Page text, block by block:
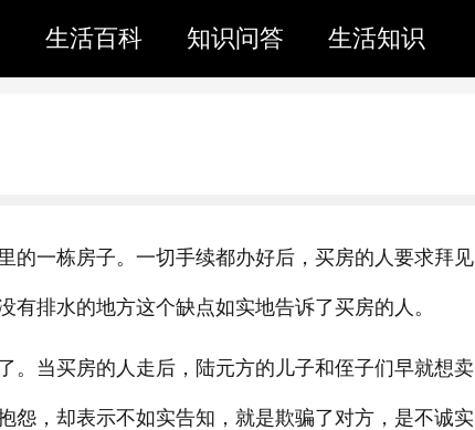
生活百科 知识问答 生活知识
的一栋房子。一切手续都办好后，买房的人要求拜见
排水的地方这个缺点如实地告诉了买房的人。
。当买房的人走后，陆元方的儿子和侄子们早就想卖
怨，却表示不如实告知，就是欺骗了对方，是不诚实